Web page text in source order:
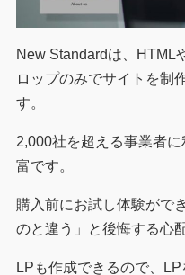
New Standardは、HTML
ロップのみでサイトを制
す。
2,000社を超える事業者
富です。
購入前にお試し体験がで
のと違う」と後悔する心
LPも作成できるので、